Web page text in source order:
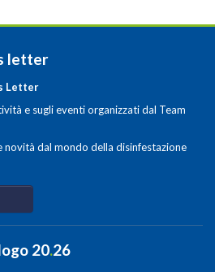
letter
Letter
e sugli eventi organizzati dal Team
novità dal mondo della disinfestazione
20.26